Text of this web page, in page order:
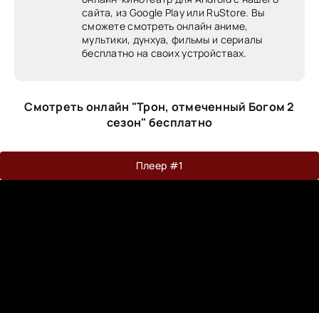
сайта, из Google Play или RuStore. Вы
сможете смотреть онлайн аниме,
мультики, дунхуа, фильмы и сериалы
бесплатно на своих устройствах.
Смотреть онлайн "Трон, отмеченный Богом 2
сезон" бесплатно
Плеер #1